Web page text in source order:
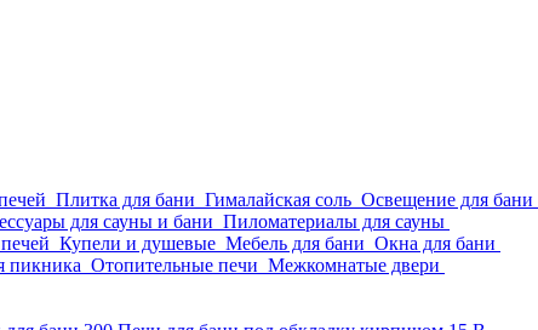
Плитка для бани Гималайская соль Освещение для бани
для сауны и бани Пиломатериалы для сауны
Купели и душевые Мебель для бани Окна для бани
пикника Отопительные печи Межкомнатые двери